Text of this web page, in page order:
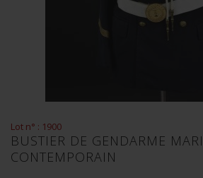
Lot n° : 1900
BUSTIER DE GENDARME
CONTEMPORAIN